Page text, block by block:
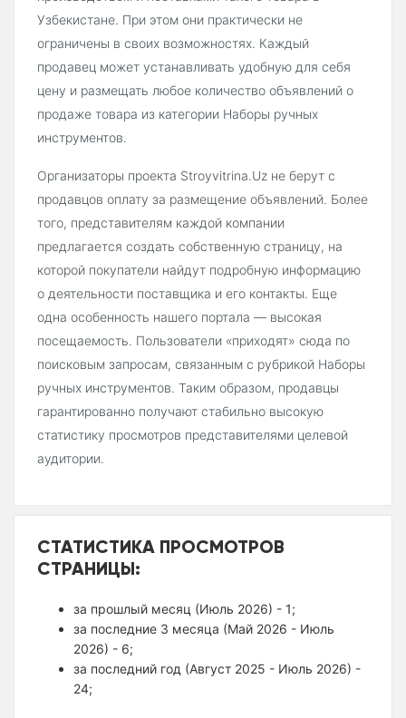
Узбекистане. При этом они практически не
ограничены в своих возможностях. Каждый
продавец может устанавливать удобную для себя
цену и размещать любое количество объявлений о
продаже товара из категории Наборы ручных
инструментов.
Организаторы проекта Stroyvitrina.Uz не берут с
продавцов оплату за размещение объявлений. Более
того, представителям каждой компании
предлагается создать собственную страницу, на
которой покупатели найдут подробную информацию
о деятельности поставщика и его контакты. Еще
одна особенность нашего портала — высокая
посещаемость. Пользователи «приходят» сюда по
поисковым запросам, связанным с рубрикой Наборы
ручных инструментов. Таким образом, продавцы
гарантированно получают стабильно высокую
статистику просмотров представителями целевой
аудитории.
СТАТИСТИКА ПРОСМОТРОВ
СТРАНИЦЫ:
за прошлый месяц (Июль 2026) - 1;
за последние 3 месяца (Май 2026 - Июль
2026) - 6;
за последний год (Август 2025 - Июль 2026) -
24;